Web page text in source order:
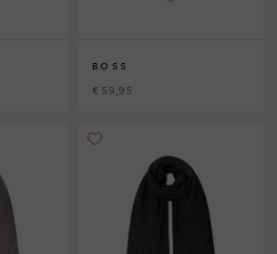
BOSS
€ 59,95